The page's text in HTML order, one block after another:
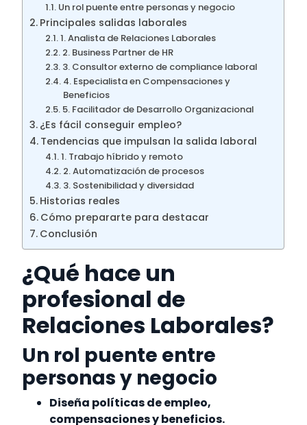
Un rol puente entre personas y negocio
Principales salidas laborales
1. Analista de Relaciones Laborales
2. Business Partner de HR
3. Consultor externo de compliance laboral
4. Especialista en Compensaciones y
Beneficios
5. Facilitador de Desarrollo Organizacional
¿Es fácil conseguir empleo?
Tendencias que impulsan la salida laboral
1. Trabajo híbrido y remoto
2. Automatización de procesos
3. Sostenibilidad y diversidad
Historias reales
Cómo prepararte para destacar
Conclusión
¿Qué hace un
profesional de
Relaciones Laborales?
Un rol puente entre
personas y negocio
Diseña políticas de empleo,
compensaciones y beneficios.